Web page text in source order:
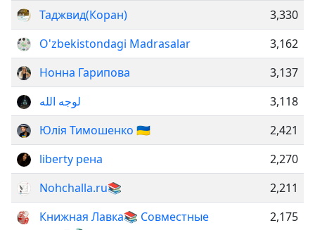
Таджвид(Коран)
3,330
O'zbekistondagi Madrasalar
3,162
Нонна Гарипова
3,137
لوجه الله
3,118
Юлія Тимошенко 🇺🇦
2,421
liberty рена
2,270
Nohchalla.ru📚
2,211
Книжная Лавка📚 Совместные
2,175